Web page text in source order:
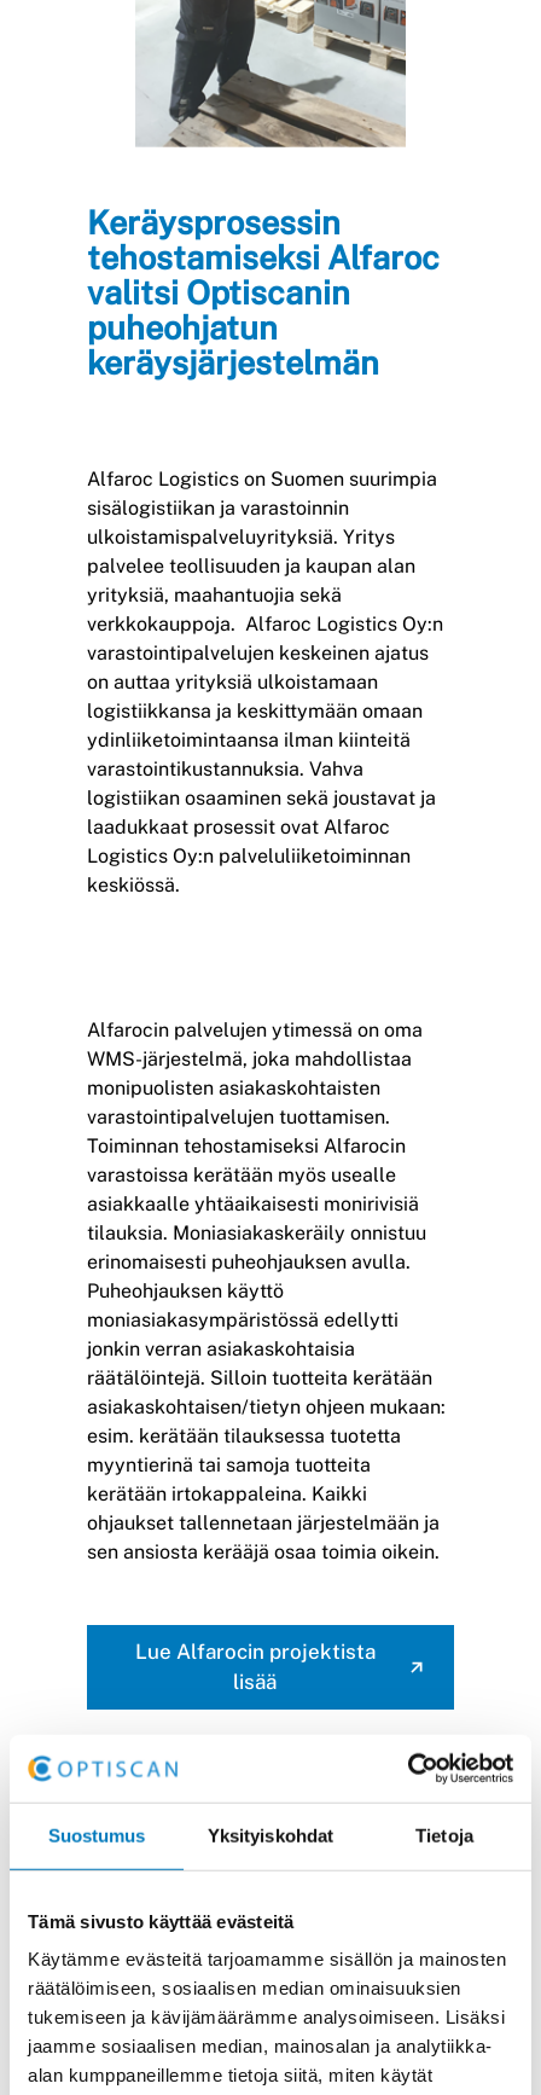
Suostumus Yksityiskohdat Tietoja
Tämä sivusto käyttää evästeitä
Käytämme evästeitä tarjoamamme sisällön ja mainosten
räätälöimiseen, sosiaalisen median ominaisuuksien
tukemiseen ja kävijämäärämme analysoimiseen. Lisäksi
jaamme sosiaalisen median, mainosalan ja analytiikka-
alan kumppaneillemme tietoja siitä, miten käytät
Keräysprosessin
tehostamiseksi Alfaroc
valitsi Optiscanin
puheohjatun
keräysjärjestelmän
Alfaroc Logistics on Suomen suurimpia
sisälogistiikan ja varastoinnin
ulkoistamispalveluyrityksiä. Yritys
palvelee teollisuuden ja kaupan alan
yrityksiä, maahantuojia sekä
verkkokauppoja. Alfaroc Logistics Oy:n
varastointipalvelujen keskeinen ajatus
on auttaa yrityksiä ulkoistamaan
logistiikkansa ja keskittymään omaan
ydinliiketoimintaansa ilman kiinteitä
varastointikustannuksia. Vahva
logistiikan osaaminen sekä joustavat ja
laadukkaat prosessit ovat Alfaroc
Logistics Oy:n palveluliiketoiminnan
keskiössä.
Alfarocin palvelujen ytimessä on oma
WMS-järjestelmä, joka mahdollistaa
monipuolisten asiakaskohtaisten
varastointipalvelujen tuottamisen.
Toiminnan tehostamiseksi Alfarocin
varastoissa kerätään myös usealle
asiakkaalle yhtäaikaisesti monirivisiä
tilauksia. Moniasiakaskeräily onnistuu
erinomaisesti puheohjauksen avulla.
Puheohjauksen käyttö
moniasiakasympäristössä edellytti
jonkin verran asiakaskohtaisia
räätälöintejä. Silloin tuotteita kerätään
asiakaskohtaisen/tietyn ohjeen mukaan:
esim. kerätään tilauksessa tuotetta
myyntierinä tai samoja tuotteita
kerätään irtokappaleina. Kaikki
ohjaukset tallennetaan järjestelmään ja
sen ansiosta kerääjä osaa toimia oikein.
Lue Alfarocin projektista
lisää
Monitilauskeräys poikkeaa
moniasiakaskeräyksestä
siinä, että silloin yhdistetään
yhden asiakkaan useat
tilaukset yhdeksi